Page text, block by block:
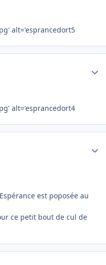
est poposée au
ce petit bout de cul de